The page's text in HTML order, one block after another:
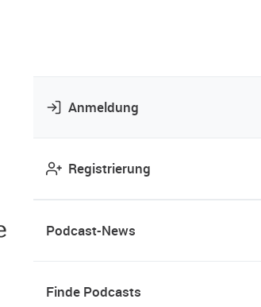
Anmeldung
Registrierung
Podcast-News
Finde Podcasts